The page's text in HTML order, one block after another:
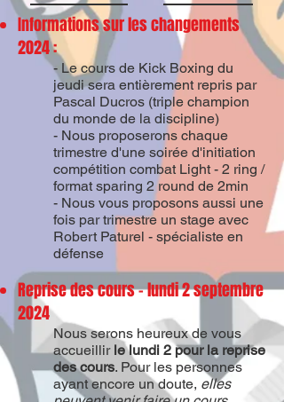
Informations sur les changements
2024 :
- Le cours de Kick Boxing du
jeudi sera entièrement repris par
Pascal Ducros (triple champion
du monde de la discipline)
- Nous proposerons chaque
trimestre d'une soirée d'initiation
compétition combat Light - 2 ring /
format sparing 2 round de 2min
- Nous vous proposons aussi une
fois par trimestre un stage avec
Robert Paturel - spécialiste en
défense
Reprise des cours - lundi 2 septembre
2024
Nous serons heureux de vous
accueillir le lundi 2 pour la reprise
des cours. Pour les personnes
ayant encore un doute, elles